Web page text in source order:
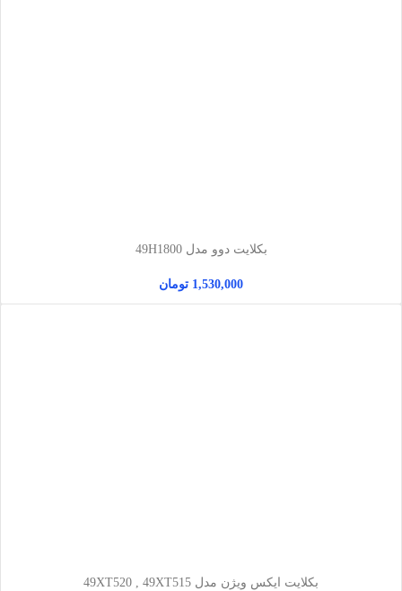
بکلایت دوو مدل 49H1800
1,530,000 تومان
بکلایت ایکس ویژن مدل 49XT520 , 49XT515